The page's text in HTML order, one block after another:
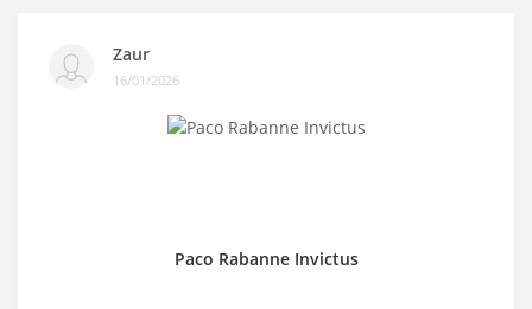
Zaur
16/01/2026
Paco Rabanne Invictus